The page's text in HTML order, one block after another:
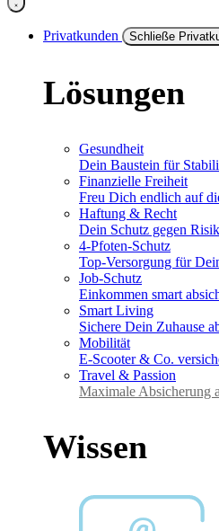
Privatkunden Schließe
Lösungen
Gesundheit
Dein Baustein für
Finanzielle Freiheit
Freu Dich endlich auf
Haftung & Recht
Dein Schutz gegen
4-Pfoten-Schutz
Top-Versorgung für
Job-Schutz
Einkommen smart
Smart Living
Sichere Dein Zuhause
Mobilität
E-Scooter & Co.
Travel & Passion
Maximale Absicherung
Wissen